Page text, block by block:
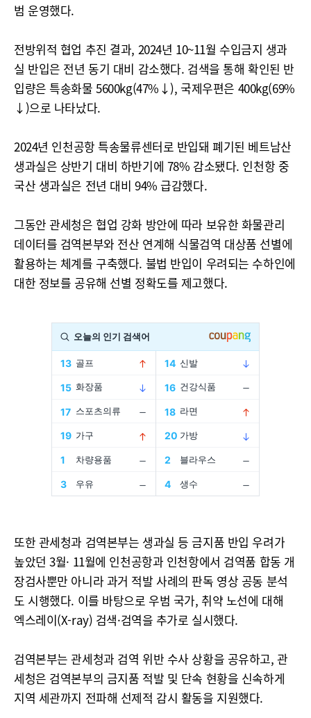
범 운영했다.
전방위적 협업 추진 결과, 2024년 10~11월 수입금지 생과
실 반입은 전년 동기 대비 감소했다. 검색을 통해 확인된 반
입량은 특송화물 5600kg(47%↓), 국제우편은 400kg(69%
↓)으로 나타났다.
2024년 인천공항 특송물류센터로 반입돼 폐기된 베트남산
생과실은 상반기 대비 하반기에 78% 감소됐다. 인천항 중
국산 생과실은 전년 대비 94% 급감했다.
그동안 관세청은 협업 강화 방안에 따라 보유한 화물관리
데이터를 검역본부와 전산 연계해 식물검역 대상품 선별에
활용하는 체계를 구축했다. 불법 반입이 우려되는 수하인에
대한 정보를 공유해 선별 정확도를 제고했다.
또한 관세청과 검역본부는 생과실 등 금지품 반입 우려가
높았던 3월· 11월에 인천공항과 인천항에서 검역품 합동 개
장검사뿐만 아니라 과거 적발 사례의 판독 영상 공동 분석
도 시행했다. 이를 바탕으로 우범 국가, 취약 노선에 대해
엑스레이(X-ray) 검색·검역을 추가로 실시했다.
검역본부는 관세청과 검역 위반 수사 상황을 공유하고, 관
세청은 검역본부의 금지품 적발 및 단속 현황을 신속하게
지역 세관까지 전파해 선제적 감시 활동을 지원했다.